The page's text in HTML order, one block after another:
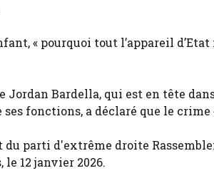
« pourquoi tout l’appareil
Jordan Bardella, qui est en tête
fonctions, a déclaré que le